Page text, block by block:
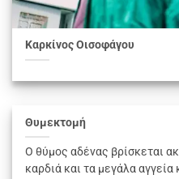
Καρκίνος Οισοφάγου
Θυμεκτομή
Ο θύμος αδένας βρίσκεται
καρδιά και τα μεγάλα αγγεία